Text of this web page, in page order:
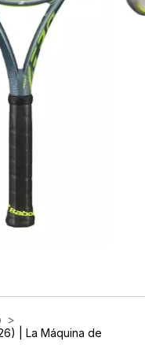
>
| La Máquina de